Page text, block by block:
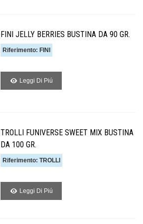
FINI JELLY BERRIES BUSTINA DA 90 GR.
Riferimento: FINI
Leggi Di Piú
TROLLI FUNIVERSE SWEET MIX BUSTINA
DA 100 GR.
Riferimento: TROLLI
Leggi Di Piú